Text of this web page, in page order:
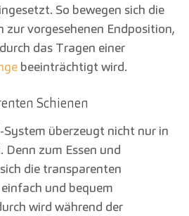
So bewegen sich die
zur vorgesehenen Endposition,
das Tragen einer
beeinträchtigt wird.
Schienen
-System überzeugt nicht nur in
zum Essen und
die transparenten
und bequem
wird während der